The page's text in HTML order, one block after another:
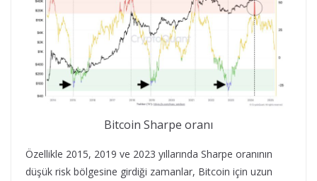
Bitcoin Sharpe oranı
Özellikle 2015, 2019 ve 2023 yıllarında Sharpe oranının
düşük risk bölgesine girdiği zamanlar, Bitcoin için uzun